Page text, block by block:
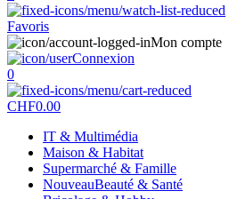
Favoris
Mon compte
Connexion
0
CHF0.00
IT & Multimédia
Maison & Habitat
Supermarché & Famille
NouveauBeauté & Santé